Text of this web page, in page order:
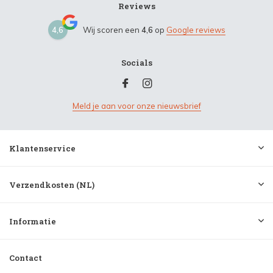
Reviews
4,6 Wij scoren een 4,6 op Google reviews
Socials
Meld je aan voor onze nieuwsbrief
Klantenservice
Verzendkosten (NL)
Informatie
Contact